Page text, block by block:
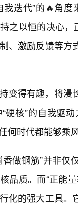
我迭代”的🔥角度
之以恒的决心
、激励反馈等
变得有趣，将
硬核”的自我驱
何时代都能够乘
香做钢筋”并非
品质。而“正能
化的强大工具